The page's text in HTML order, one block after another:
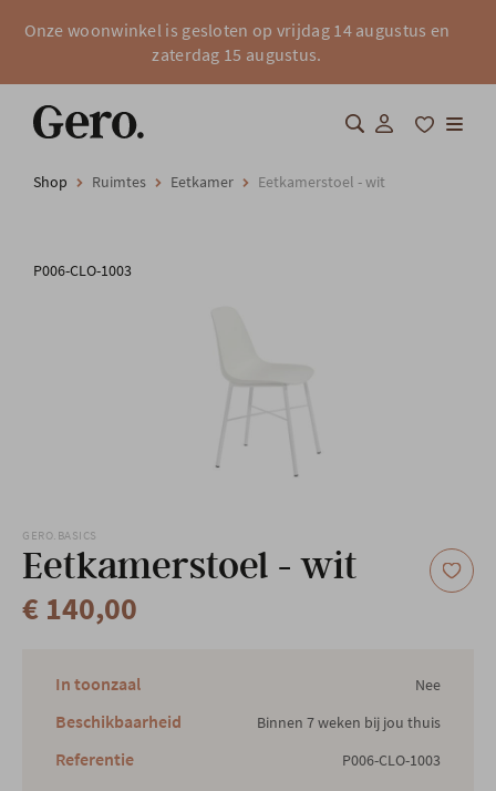
Onze woonwinkel is gesloten op vrijdag 14 augustus en
zaterdag 15 augustus.
Shop Ruimtes Eetkamer Eetkamerstoel - wit
P006-CLO-1003
GERO.BASICS
Eetkamerstoel - wit
€ 140,00
In toonzaal Nee
Beschikbaarheid Binnen 7 weken bij jou thuis
Referentie P006-CLO-1003